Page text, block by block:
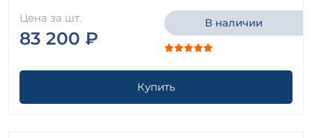
Цена за шт.
83 200 ₽
В наличии
Купить